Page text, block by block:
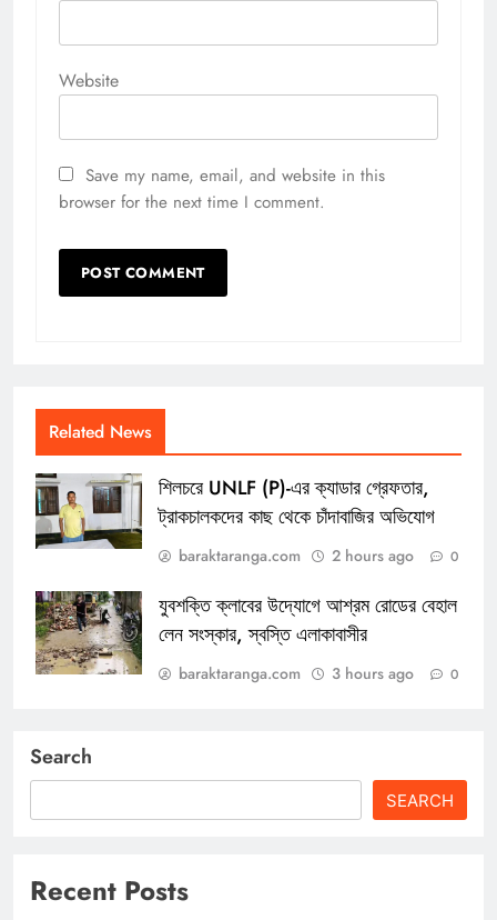
Website
Save my name, email, and website in this
browser for the next time I comment.
Related News
শিলচরে UNLF (P)-এর ক্যাডার গ্রেফতার,
ট্রাকচালকদের কাছ থেকে চাঁদাবাজির অভিযোগ
baraktaranga.com 2 hours ago 0
যুবশক্তি ক্লাবের উদ্যোগে আশ্রম রোডের বেহাল
লেন সংস্কার, স্বস্তি এলাকাবাসীর
baraktaranga.com 3 hours ago 0
Search
SEARCH
Recent Posts